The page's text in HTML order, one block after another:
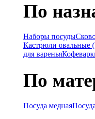
По
Наборы посуды
Кастрюли овальные
для варенья
По
Посуда медная